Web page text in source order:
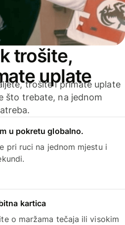
trošite,
uplate
trošite i primate uplate
što trebate, na jednom
u pokretu globalno.
pri ruci na jednom mjestu i
kartica
o maržama tečaja ili visokim